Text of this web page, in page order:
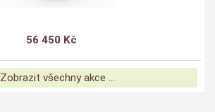
56 450 Kč
Zobrazit všechny akce ...